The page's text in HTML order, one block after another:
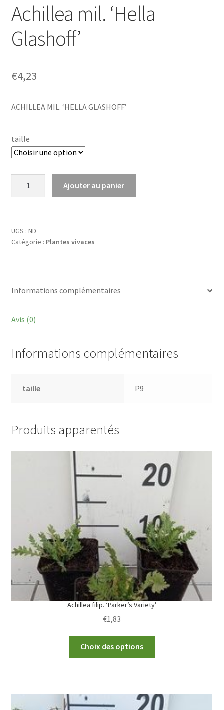
Achillea mil. ‘Hella
Glashoff’
€4,23
ACHILLEA MIL. ‘HELLA GLASHOFF’
taille
'Hella
Glashoff'
Ajouter au panier
UGS : ND
Catégorie : Plantes vivaces
Informations complémentaires
Avis (0)
Informations complémentaires
taille P9
Produits apparentés
Achillea filip. ‘Parker’s Variety’
€1,83
Choix des options
The